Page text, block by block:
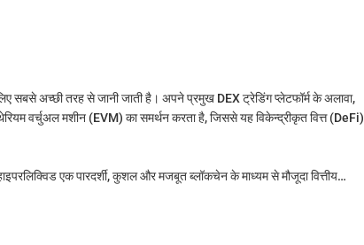
सबसे अच्छी तरह से जानी जाती है। अपने प्रमुख DEX ट्रेडिंग प्लेटफॉर्म के अलावा,
वर्चुअल मशीन (EVM) का समर्थन करता है, जिससे यह विकेन्द्रीकृत वित्त (DeFi)
एक पारदर्शी, कुशल और मजबूत ब्लॉकचेन के माध्यम से मौजूदा वित्तीय
ब्लॉकचेन का मूल टोकन है, जिसकी अधिकतम आपूर्ति 1 अरब है।